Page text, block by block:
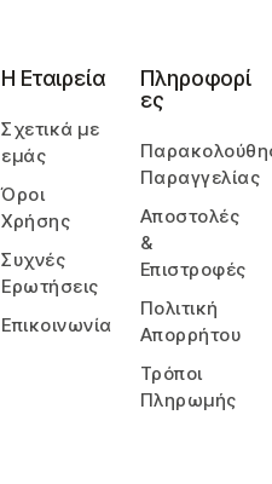
Η Εταιρεία
Σχετικά με
εμάς
Όροι
Χρήσης
Συχνές
Ερωτήσεις
Επικοινωνία
Πληροφορί
ες
Παραγγελίας
Αποστολές
&
Επιστροφές
Πολιτική
Απορρήτου
Τρόποι
Πληρωμής